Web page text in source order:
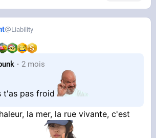
Liability
2 mois
t'as pas froid
la mer, la rue vivante, c'est